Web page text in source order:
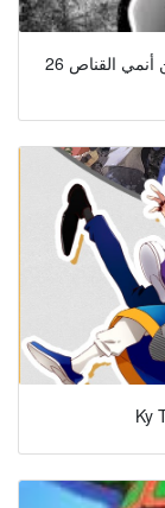
حصريا مشاهدة وتحميل الحلقة 26 من أنمي القناص 26 Hunter X